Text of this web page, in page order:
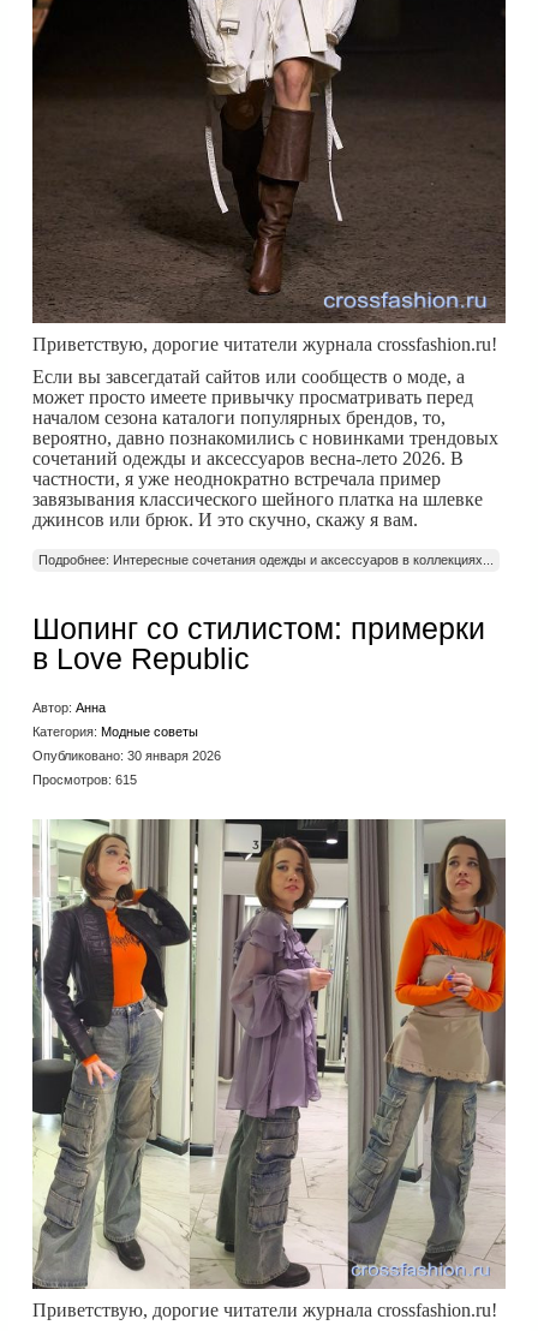
Приветствую, дорогие читатели журнала crossfashion.ru!
Если вы завсегдатай сайтов или сообществ о моде, а
может просто имеете привычку просматривать перед
началом сезона каталоги популярных брендов, то,
вероятно, давно познакомились с новинками трендовых
сочетаний одежды и аксессуаров весна-лето 2026. В
частности, я уже неоднократно встречала пример
завязывания классического шейного платка на шлевке
джинсов или брюк. И это скучно, скажу я вам.
Подробнее: Интересные сочетания одежды и аксессуаров в коллекциях...
Шопинг со стилистом: примерки
в Love Republic
Автор: Анна
Категория: Модные советы
Опубликовано: 30 января 2026
Просмотров: 615
Приветствую, дорогие читатели журнала crossfashion.ru!